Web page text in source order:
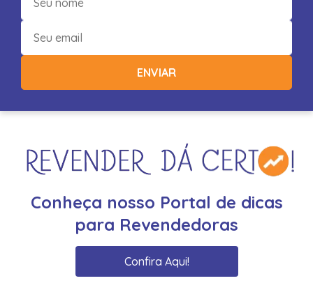
ENVIAR
Conheça nosso Portal de dicas
para Revendedoras
Confira Aqui!